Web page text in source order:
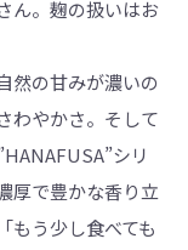
ん。麹の扱いはお
然の甘みが濃いの
わやかさ。そして
シリ
厚で豊かな香り立
もう少し食べても